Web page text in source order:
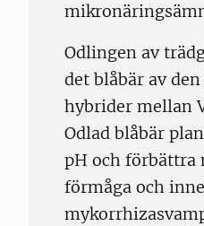
Odlingen av
det blåbär av
hybrider mellan
Odlad blåbär
pH och förbättra
förmåga och